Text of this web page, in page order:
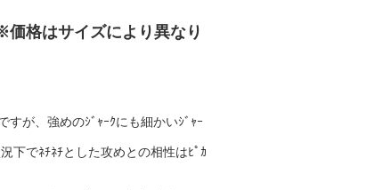
格はサイズにより異なり
すが、強めのｼﾞｬｰｸにも細かいｼﾞｬｰ
下でﾈﾁﾈﾁとした攻めとの相性はﾋﾟｶ